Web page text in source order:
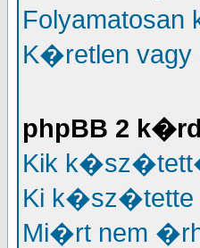
K�retlen
phpBB 2
Kik
Ki k�sz�tette
Mi�rt nem